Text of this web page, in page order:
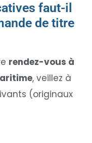
faut-il
de titre
rendez-vous à
, veillez à
(originaux